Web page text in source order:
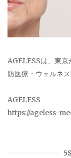
AGELESSは、東
防医療・ウェルネ
AGELESS
https://ageless-